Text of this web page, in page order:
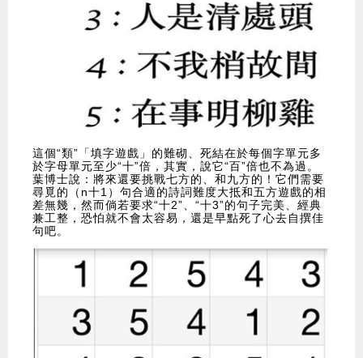
這個“類”「填字遊戲」的難砌、死結在於每個字單元多
於字母單元至少“十”倍，其實，說它“百”倍也不為過。
葉博士說：將來還要挑戰七方的、和九方的！它們需要
尋覓的（n十1）句合適的詩詞難度大抵和五方遊戲的相
差無幾，然而倘若要求“十2”、“十3”的句子完美、經典
兼工整，恐怕就不會太容易，還是早點死了心去自撰佳
句吧。